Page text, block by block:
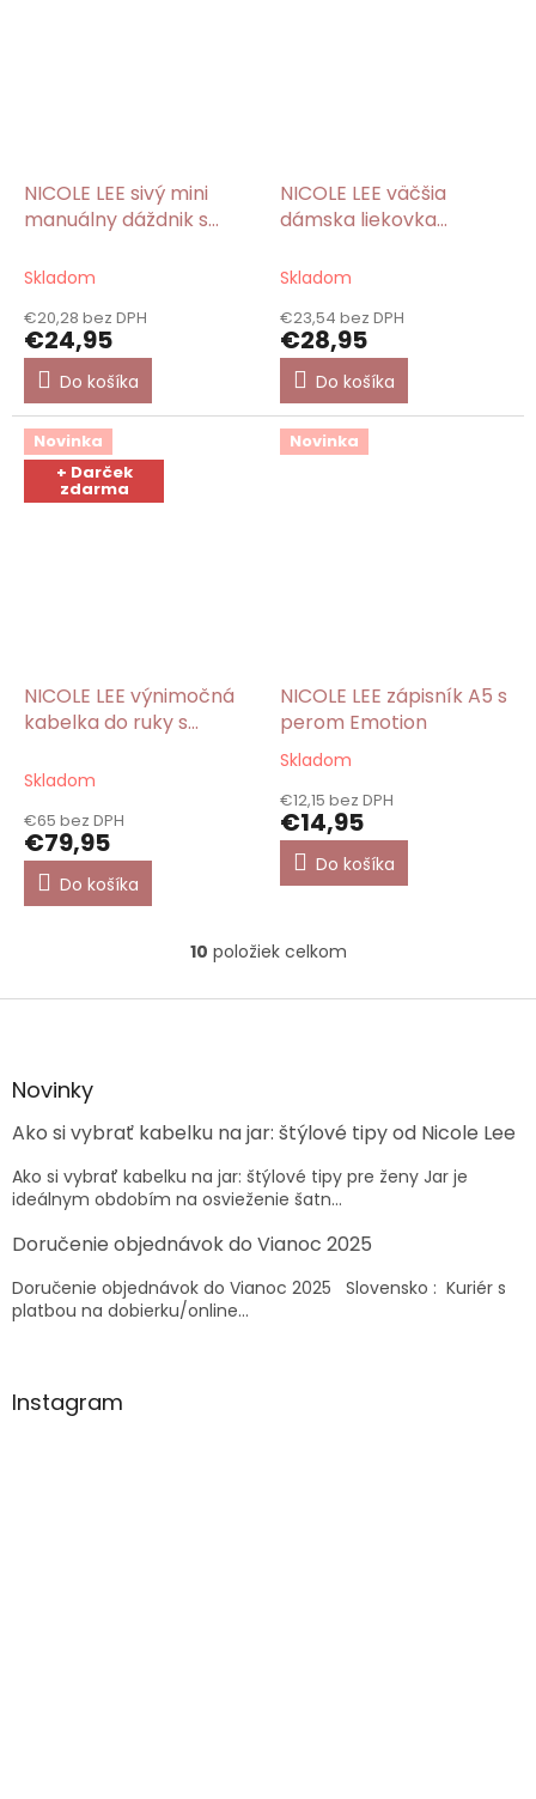
NICOLE LEE sivý mini
manuálny dáždnik s
Skladom
€20,28 bez DPH
€24,95
Do košíka
NICOLE LEE väčšia
dámska liekovka
Skladom
€23,54 bez DPH
€28,95
Do košíka
Novinka
+ Darček
zdarma
NICOLE LEE výnimočná
kabelka do ruky s
Skladom
€65 bez DPH
€79,95
Do košíka
Novinka
NICOLE LEE zápisník A5 s
perom Emotion
Priemerné
produktu
je
4,0
Skladom
€12,15 bez DPH
€14,95
Do košíka
O
l
i
e
p
r
v
k
y
v
ý
10 položiek celkom
Z
äNovinky
Ako si vybrať kabelku na jar: štýlové tipy od Nicole Lee
Ako si vybrať kabelku na jar: štýlové tipy pre ženy Jar je
ideálnym obdobím na osvieženie šatn...
Doručenie objednávok do Vianoc 2025
Doručenie objednávok do Vianoc 2025 Slovensko : Kuriér s
platbou na dobierku/online...
Instagram